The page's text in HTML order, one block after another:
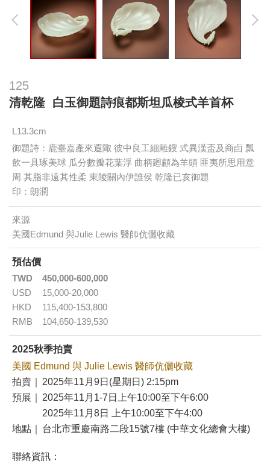
125
清乾隆 白玉御題詩痕都斯坦瓜棱式羊首杯
L13.3cm
御題詩：鹿臺嘉產來遐陬 彼中良工細雕鎪 式異漢盃及商卣 瓢
飲一具琢美球 瓜分數瓣花葉浮 曲柄廻顧為羊頭 匪夷所思用意
周 其脂非遠其性柔 東陵關內伊誰侯 乾隆已亥御題
印：朗潤
來源
美國Edmund 與Julie Lewis 醫師伉儷收藏
預估價
TWD
450,000-600,000
USD
15,000-20,000
HKD
115,400-153,800
RMB
104,650-139,530
2025秋季拍賣
美國 Edmund 與 Julie Lewis 醫師伉儷收藏
拍賣｜
2025年11月9日(星期日) 2:15pm
預展｜
2025年11月1-7日上午10:00至下午6:00
2025年11月8日 上午10:00至下午4:00
地點｜
台北市重慶南路二段15號7樓 (中華文化總會大樓)
聯絡資訊：